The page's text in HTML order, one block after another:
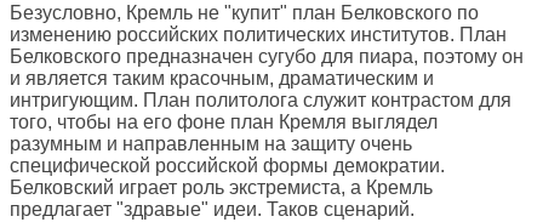
Безусловно, Кремль не "купит" план Белковского по
изменению российских политических институтов. План
Белковского предназначен сугубо для пиара, поэтому он
и является таким красочным, драматическим и
интригующим. План политолога служит контрастом для
того, чтобы на его фоне план Кремля выглядел
разумным и направленным на защиту очень
специфической российской формы демократии.
Белковский играет роль экстремиста, а Кремль
предлагает "здравые" идеи. Таков сценарий.